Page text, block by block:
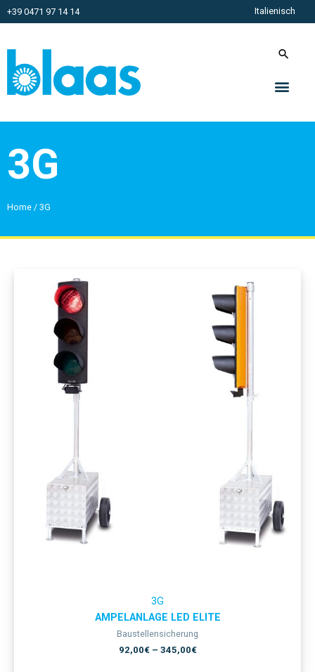
+39 0471 97 14 14 Italienisch
3G
Home / 3G
3G
AMPELANLAGE LED ELITE
Baustellensicherung
92,00€– 345,00€